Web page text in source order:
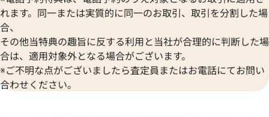
格
日時点の参考買取価格です
レート文字盤
3,110,000円
※2026年3月時点の参考買取価
Wempe
ヴェンペ
れます。同一または実質的に同一のお取引、取引を分割した場
合、
その他当特典の趣旨に反する利用と当社が合理的に判断した場
合は、適用対象外となる場合がございます。
※ご不明な点がございましたら査定員またはお電話にてお問い
合わせください。